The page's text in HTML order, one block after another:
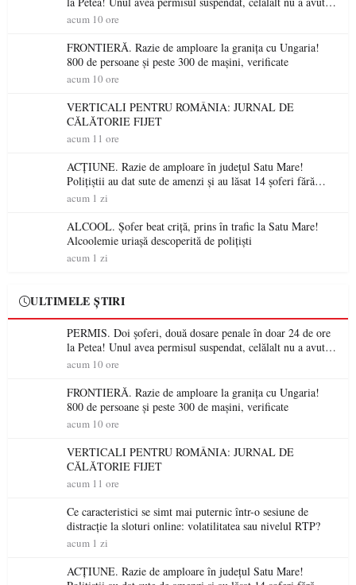
niciodată permis
acum 10 ore
FRONTIERĂ. Razie de amploare la granița cu Ungaria!
800 de persoane și peste 300 de mașini, verificate
acum 10 ore
VERTICALI PENTRU ROMÂNIA: JURNAL DE
CĂLĂTORIE FIJET
acum 11 ore
ACȚIUNE. Razie de amploare în județul Satu Mare!
Polițiștii au dat sute de amenzi și au lăsat 14 șoferi fără
permis într-o singură zi
acum 1 zi
ALCOOL. Șofer beat criță, prins în trafic la Satu Mare!
Alcoolemie uriașă descoperită de polițiști
acum 1 zi
ULTIMELE ȘTIRI
PERMIS. Doi șoferi, două dosare penale în doar 24 de ore
la Petea! Unul avea permisul suspendat, celălalt nu a avut
niciodată permis
acum 10 ore
FRONTIERĂ. Razie de amploare la granița cu Ungaria!
800 de persoane și peste 300 de mașini, verificate
acum 10 ore
VERTICALI PENTRU ROMÂNIA: JURNAL DE
CĂLĂTORIE FIJET
acum 11 ore
Ce caracteristici se simt mai puternic într-o sesiune de
distracție la sloturi online: volatilitatea sau nivelul RTP?
acum 1 zi
ACȚIUNE. Razie de amploare în județul Satu Mare!